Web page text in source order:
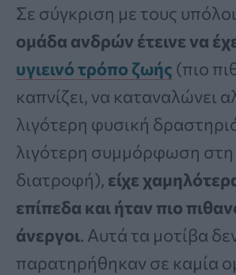
Σε σύγκριση με τους
ομάδα ανδρών έτεινε να
υγιεινό τρόπο ζωής (πιο
καπνίζει, να καταναλώνει
λιγότερη φυσική
λιγότερη συμμόρφωση στη
διατροφή), είχε
επίπεδα και ήταν πιο
άνεργοι. Αυτά τα μοτίβα
παρατηρήθηκαν σε καμία